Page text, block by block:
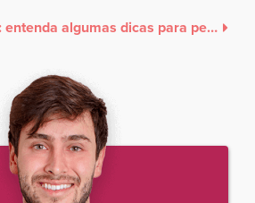
SEO para Youtube: entenda algumas dicas para performar melhor dentro da plataforma de vídeos mais famosa da Internet